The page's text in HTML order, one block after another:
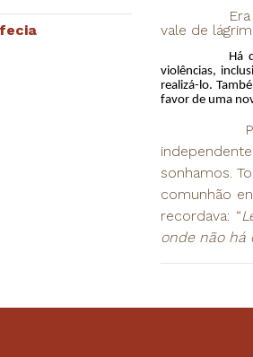
vale de
Há
violências,
realizá-lo.
favor de uma
Para
sonhamos.
comunhão
recordava: “
onde não há